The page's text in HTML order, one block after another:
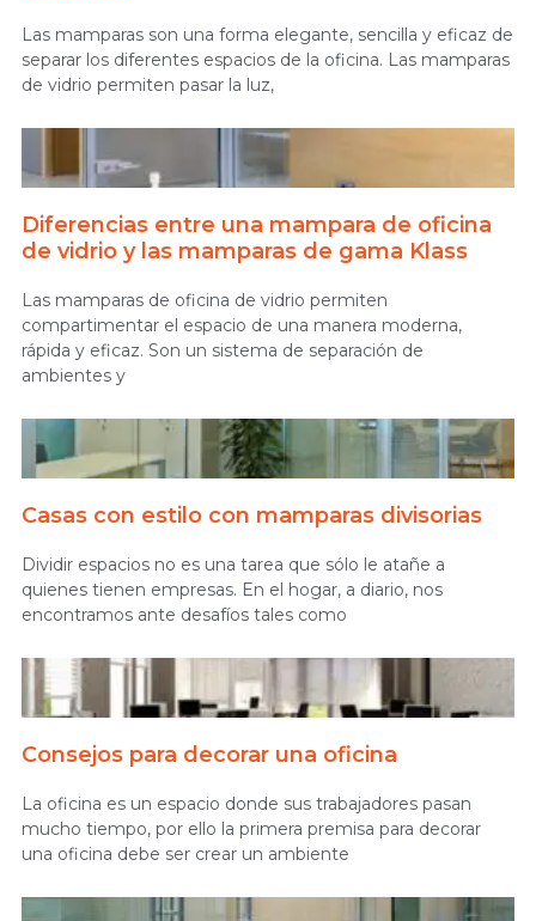
Las mamparas son una forma elegante, sencilla y eficaz de
separar los diferentes espacios de la oficina. Las mamparas
de vidrio permiten pasar la luz,
Diferencias entre una mampara de oficina
de vidrio y las mamparas de gama Klass
Las mamparas de oficina de vidrio permiten
compartimentar el espacio de una manera moderna,
rápida y eficaz. Son un sistema de separación de
ambientes y
Casas con estilo con mamparas divisorias
Dividir espacios no es una tarea que sólo le atañe a
quienes tienen empresas. En el hogar, a diario, nos
encontramos ante desafíos tales como
Consejos para decorar una oficina
La oficina es un espacio donde sus trabajadores pasan
mucho tiempo, por ello la primera premisa para decorar
una oficina debe ser crear un ambiente